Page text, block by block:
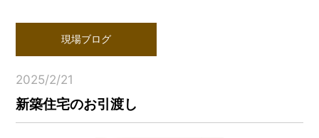
現場ブログ
2025/2/21
新築住宅のお引渡し